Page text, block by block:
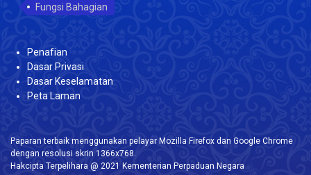
Fungsi Bahagian
Penafian
Dasar Privasi
Dasar Keselamatan
Peta Laman
Paparan terbaik menggunakan pelayar Mozilla Firefox dan Google Chrome
dengan resolusi skrin 1366x768.
Hakcipta Terpelihara @ 2021 Kementerian Perpaduan Negara